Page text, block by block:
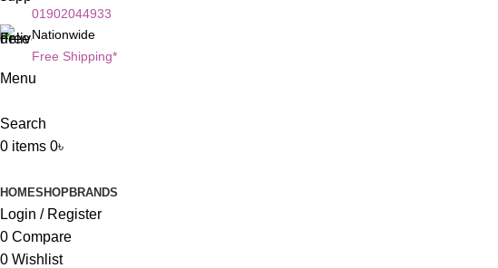
01902044933
Nationwide
Free Shipping*
Menu
Search
0 items 0৳
HOMESHOPBRANDS
Login / Register
0 Compare
0 Wishlist